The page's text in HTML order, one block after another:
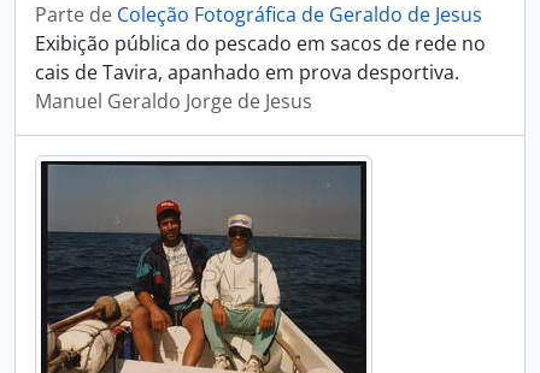
Parte de Coleção Fotográfica de Geraldo de Jesus
Exibição pública do pescado em sacos de rede no
cais de Tavira, apanhado em prova desportiva.
Manuel Geraldo Jorge de Jesus